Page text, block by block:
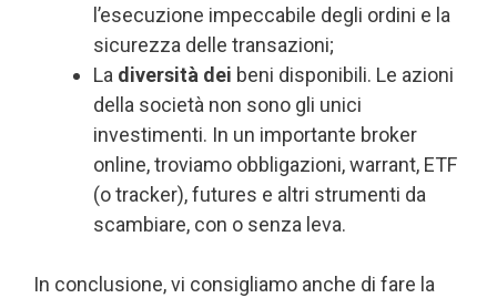
l’esecuzione impeccabile degli ordini e la
sicurezza delle transazioni;
La diversità dei beni disponibili. Le azioni
della società non sono gli unici
investimenti. In un importante broker
online, troviamo obbligazioni, warrant, ETF
(o tracker), futures e altri strumenti da
scambiare, con o senza leva.
In conclusione, vi consigliamo anche di fare la